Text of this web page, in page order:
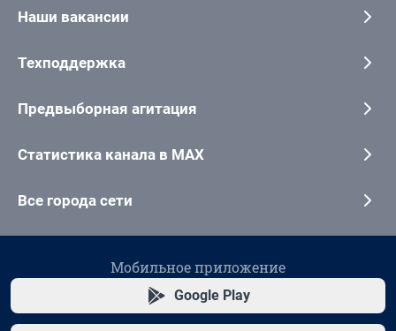
Наши вакансии
Техподдержка
Предвыборная агитация
Статистика канала в MAX
Все города сети
Мобильное приложение
Google Play